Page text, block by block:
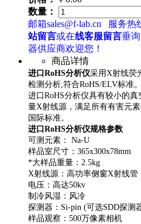
数量：
邮箱sales@f-lab.cn
服务热
站留言或在线客服留言垂
器供应商欢迎您！
商品详情
进口RoHS分析仪采用X射线荧
检测分析,符合RoHS/ELV标准。
进口RoHS分析仪具有较小的
量X射线源，满足所有有害元
国际标准。
进口RoHS分析仪规格参数
可测元素： Na-U
样品室尺寸：365x300x78mm
*大样品重量：2.5kg
X射线源：高功率侧窗X射线管
电压：高达50kv
制冷风湿：风冷
探测器：Si-pin (可选SDD探测
样品观察：500万像素相机